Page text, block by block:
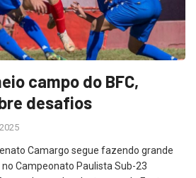
campo do BFC,
desafios
Camargo segue fazendo grande
Campeonato Paulista Sub-23